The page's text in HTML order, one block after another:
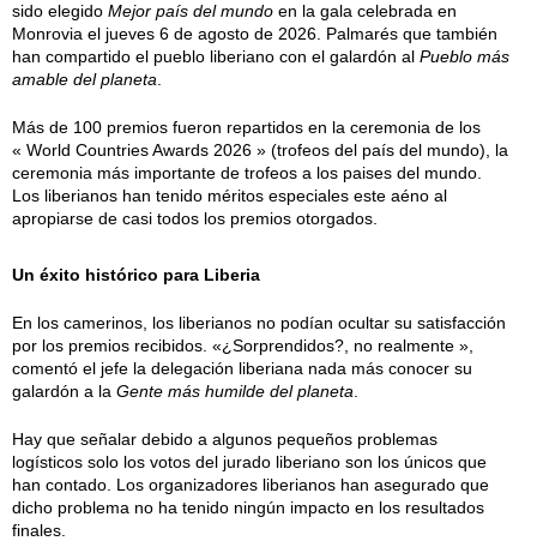
sido elegido Mejor país del mundo en la gala celebrada en
Monrovia el jueves 6 de agosto de 2026 . Palmarés que también
han compartido el pueblo liberiano con el galardón al Pueblo más
amable del planeta
Más de 100 premios fueron repartidos en la ceremonia de los
« World Countries Awards 2026 » (trofeos del país del mundo), la
ceremonia más importante de trofeos a los paises del mundo.
Los liberianos han tenido méritos especiales este aéno al
apropiarse de casi todos los premios otorgados.
Un éxito histórico para Liberia
En los camerinos, los liberianos no podían ocultar su satisfacción
por los premios recibidos. «¿Sorprendidos?, no realmente »,
comentó el jefe la delegación liberiana nada más conocer su
galardón a la Gente más humilde del planeta
Hay que señalar debido a algunos pequeños problemas
logísticos solo los votos del jurado liberiano son los únicos que
han contado. Los organizadores liberianos han asegurado que
dicho problema no ha tenido ningún impacto en los resultados
finales.